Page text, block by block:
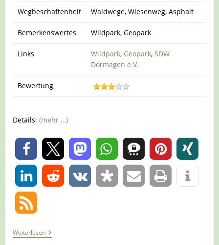
Wegbeschaffenheit Waldwege, Wiesenweg, Asphalt
Bemerkenswertes Wildpark, Geopark
Links Wildpark, Geopark,SDW
Dormagen e.V.
Bewertung
Details:(mehr …)
0
0
WeiterlesenTour
517